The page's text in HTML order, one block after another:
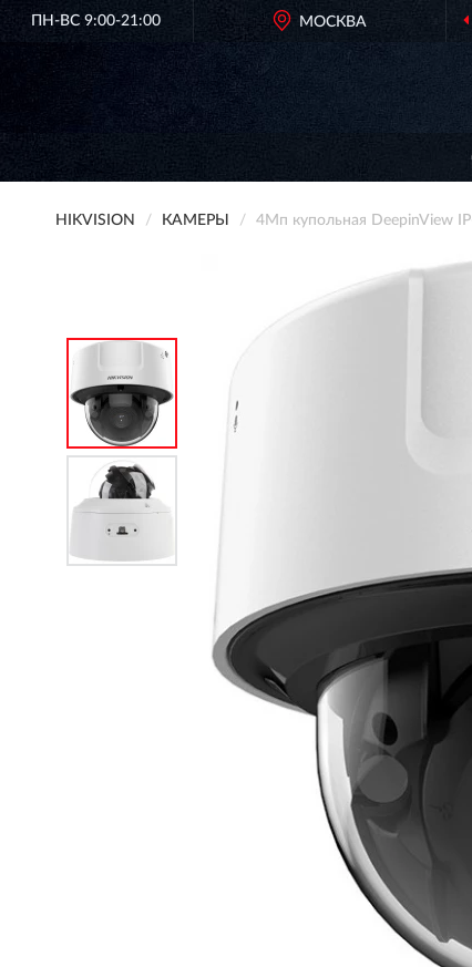
ПН-ВС 9:00-21:00 МОСКВА
ОРИГИНАЛЬНАЯ
HIKVISION КАМЕРЫ 4Мп купольная DeepinView